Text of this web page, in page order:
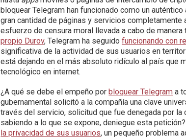
bloquear Telegram han funcionado como un
gran cantidad de páginas y servicios
esfuerzo de censura moral llevada a cabo de
propio Durov, Telegram ha seguidofuncionando con
significativa de la actividad de sus usuarios en
está dejando en el más absoluto ridículo al país que
tecnológico en internet.
¿A qué se debe el empeño porbloquear Telegram a
gubernamental solicitó a la compañía una clave
través del servicio, solicitud que fue denegada por la
sabiendo a lo que se expone, deniegue esta
la privacidad de sus usuarios, un pequeño problema